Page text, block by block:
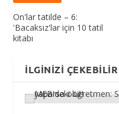
On'lar tatilde – 6:
'Bacaksız'lar için 10 tatil
kitabı
İLGINIZI ÇEKEBILIR